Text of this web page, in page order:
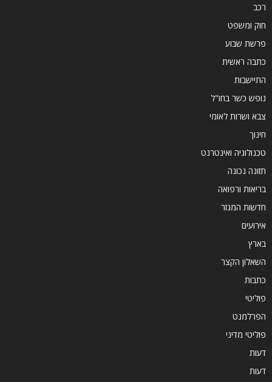
רכב
חוק ומשפט
פרשת שבוע
כתבה ראשית
התיישבות
נופש כשר בחו"ל
צבא ושרות לאומי
חינוך
טכנולוגיה ואינטרנט
תזונה נכונה
בריאות ורפואה
חדשות המגזר
אירועים
בארץ
השאלון הקצר
כתבות
פוליטי
הפרלמנט
פוליטי מדיני
דעות
דעות